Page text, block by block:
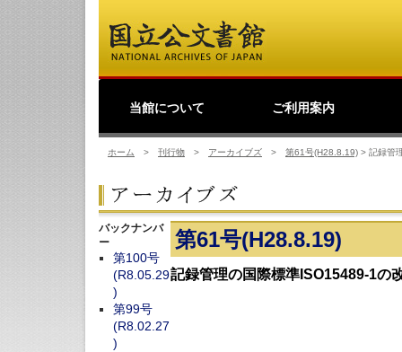
当館について
館長挨拶
事業理念
公文書館概要
業務・活動
歴史公文書等の移管か
ら利用まで
館主催見学会
調査・研究
研修・全国公文書館会
議
国際交流
ご利用案内
利用規則
閲覧室ご利用案内
写しの交付等のご案内
貸出しその他のご案内
取材のご案内
よくあるご質問
ショップ
友の会 デ
日
ホーム > 刊行物 > アーカイブズ > 第61号(H28.8.19) > 記録管
第61号(H28.8.19)
記録管理の国際標準ISO15489-1の
バックナンバ
ー
第100号
(R8.05.29
)
第99号
(R8.02.27
)